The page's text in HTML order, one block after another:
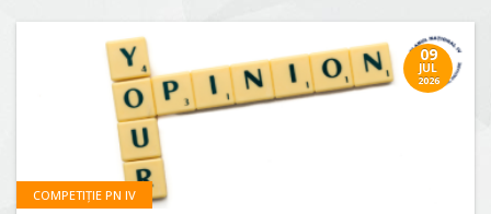
09
JUL
2026
COMPETIȚIE PN IV